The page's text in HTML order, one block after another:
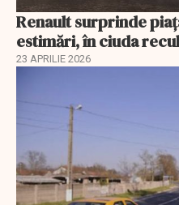
Renault surprinde
estimări, în ciuda
23 APRILIE 2026